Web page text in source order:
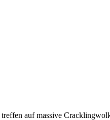
auf massive